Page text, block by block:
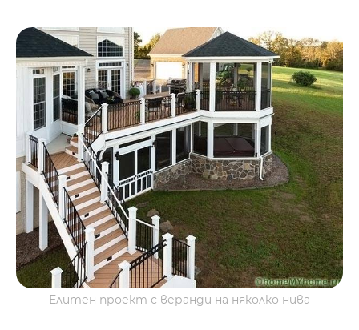
Елитен проект с веранди на няколко нива